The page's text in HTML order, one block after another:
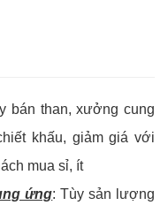
bán than, xưởng cung
khấu, giảm giá với
mua sỉ, ít
ứng: Tùy sản lượng